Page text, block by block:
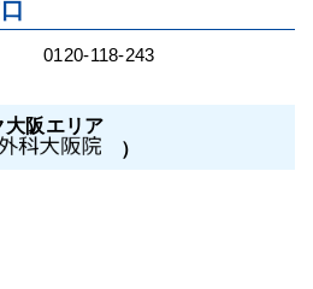
0120-118-243
大阪エリア
）